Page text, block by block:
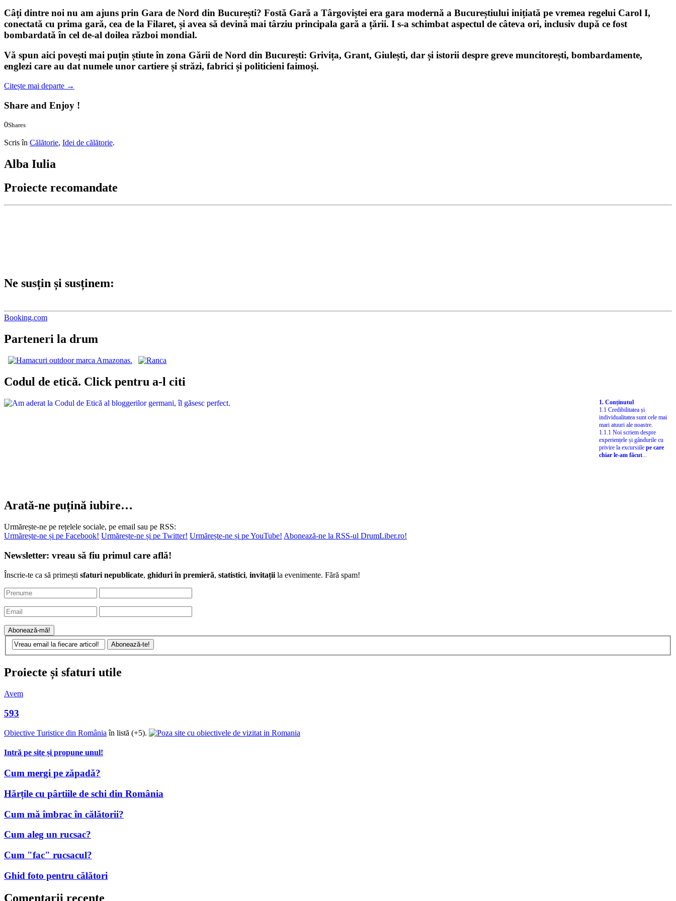
Câți dintre noi nu am ajuns prin Gara de Nord din București? Fostă Gară a Târgoviștei era gara modernă a Bucureștiului inițiată pe vremea regelui Carol I,
conectată cu prima gară, cea de la Filaret, și avea să devină mai târziu principala gară a țării. I s-a schimbat aspectul de câteva ori, inclusiv după ce fost
bombardată în cel de-al doilea război mondial.
Vă spun aici povești mai puțin știute în zona Gării de Nord din București: Grivița, Grant, Giulești, dar și istorii despre greve muncitorești, bombardamente,
englezi care au dat numele unor cartiere și străzi, fabrici și politicieni faimoși.
Citește mai departe →
Share and Enjoy !
0Shares
Scris în Călătorie, Idei de călătorie.
Alba Iulia
Proiecte recomandate
Ne susțin și susținem:
Booking.com
Parteneri la drum
Codul de etică. Click pentru a-l citi
1. Conținutul
1.1 Credibilitatea și
individualitatea sunt cele mai
mari atuuri ale noastre.
1.1.1 Noi scriem despre
experiențele și gândurile cu
privire la excursiile pe care
chiar le-am făcut
Arată-ne puțină iubire…
Urmărește-ne pe rețelele sociale, pe email sau pe RSS:
Urmărește-ne și pe Facebook! Urmărește-ne și pe Twitter! Urmărește-ne și pe YouTube! Abonează-ne la RSS-ul DrumLiber.ro!
Newsletter: vreau să fiu primul care află!
Înscrie-te ca să primești sfaturi nepublicate, ghiduri în premieră, statistici, invitații la evenimente. Fără spam!
Proiecte și sfaturi utile
Avem
593
Obiective Turistice din România în listă (+5).
Intră pe site și propune unul!
Cum mergi pe zăpadă?
Hărțile cu pârtiile de schi din România
Cum mă îmbrac în călătorii?
Cum aleg un rucsac?
Cum "fac" rucsacul?
Ghid foto pentru călători
Comentarii recente